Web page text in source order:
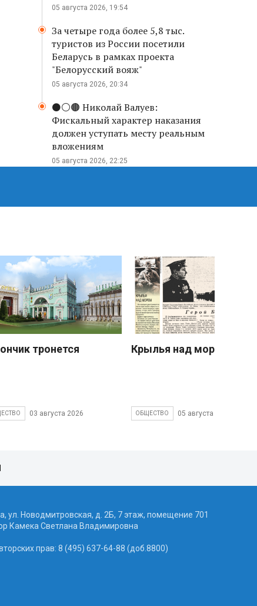
05 августа 2026, 19:54
За четыре года более 5,8 тыс.
туристов из России посетили
Беларусь в рамках проекта
"Белорусский вояж"
05 августа 2026, 20:34
⚫️⚪️🟤 Николай Валуев:
Фискальный характер наказания
должен уступать месту реальным
вложениям
05 августа 2026, 22:25
тронется
03 августа 2026
Крылья над морем
ОБЩЕСТВО 05 августа 2026
ул. Новодмитровская, д. 2Б, 7 этаж, помещение 701
Камека Светлана Владимировна
прав: 8 (495) 637-64-88 (доб.8800)